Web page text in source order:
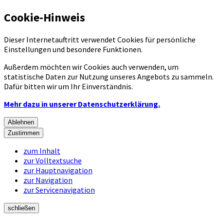
Cookie-Hinweis
Dieser Internetauftritt verwendet Cookies für persönliche
Einstellungen und besondere Funktionen.
Außerdem möchten wir Cookies auch verwenden, um
statistische Daten zur Nutzung unseres Angebots zu sammeln.
Dafür bitten wir um Ihr Einverständnis.
Mehr dazu in unserer Datenschutzerklärung.
Ablehnen
Zustimmen
zum Inhalt
zur Volltextsuche
zur Hauptnavigation
zur Navigation
zur Servicenavigation
schließen